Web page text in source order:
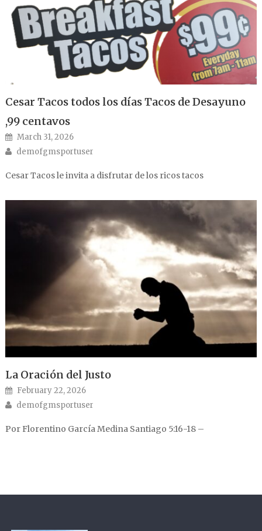
Cesar Tacos todos los días Tacos de Desayuno
,99 centavos
Posted on
March 31, 2026
Author
demofgmsportuser
Cesar Tacos le invita a disfrutar de los ricos tacos
La Oración del Justo
Posted on
February 22, 2026
Author
demofgmsportuser
Por Florentino García Medina Santiago 5:16-18 –